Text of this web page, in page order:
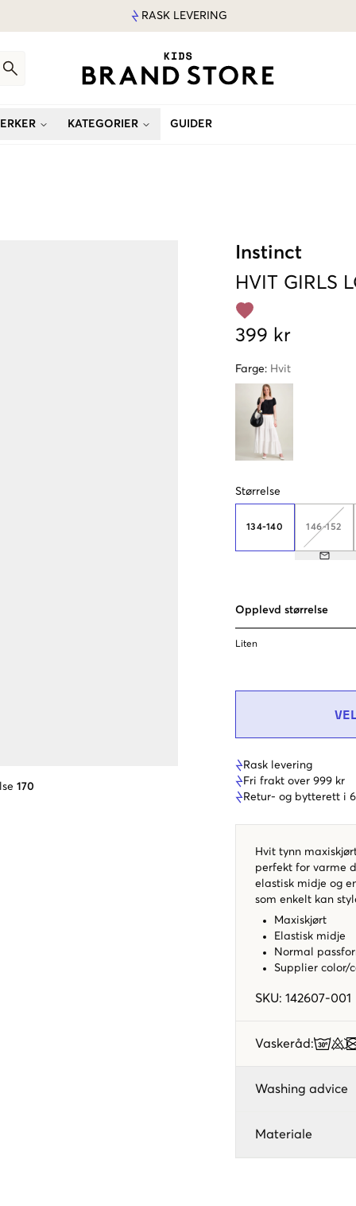
RASK LEVERING
KATEGORIER GUIDER
170
Instinct
HVIT GIRLS
399 kr
Farge: Hvit
Størrelse
134-140 146-152
Opplevd størrelse
Liten
Rask levering
Fri frakt over 999 kr
Retur- og bytterett i
Hvit tynn
perfekt for varme
elastisk midje og
som enkelt kan
Maxiskjørt
Elastisk midje
Normal
Supplier color/
SKU: 142607-001
Vaskeråd:
Washing advice
Materiale